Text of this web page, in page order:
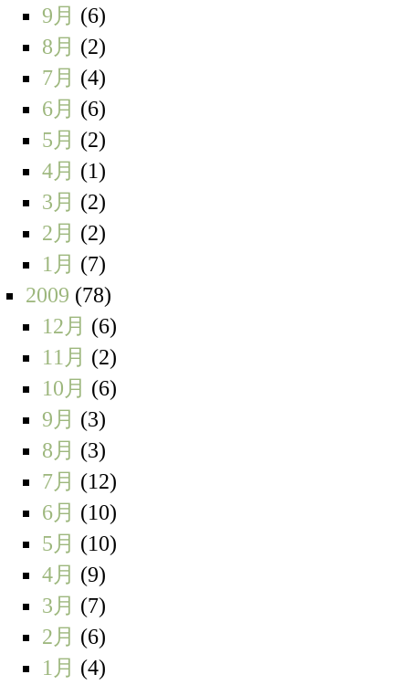
9月 (6)
8月 (2)
7月 (4)
6月 (6)
5月 (2)
4月 (1)
3月 (2)
2月 (2)
1月 (7)
2009 (78)
12月 (6)
11月 (2)
10月 (6)
9月 (3)
8月 (3)
7月 (12)
6月 (10)
5月 (10)
4月 (9)
3月 (7)
2月 (6)
1月 (4)